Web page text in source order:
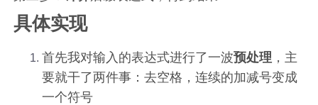
具体实现
首先我对输入的表达式进行了一波预处理 ，主
要就干了两件事：去空格，连续的加减号变成
一个符号